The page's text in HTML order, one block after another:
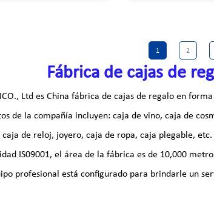
almacenamiento de
1 2
Fábrica de cajas de
Ltd esChina fábrica de cajas de regalo en
de la compañía incluyen: caja de vino, caja de
caja de reloj, joyero, caja de ropa, caja plegable,
IS09001, el área de la fábrica es de 10,000
profesional está configurado para brindarle un